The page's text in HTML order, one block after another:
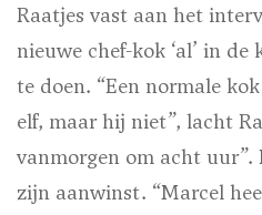
Raatjes vast aan het
nieuwe chef-kok ‘al’ in
te doen. “Een normale
elf, maar hij niet”, lacht
vanmorgen om acht
zijn aanwinst. “Marcel